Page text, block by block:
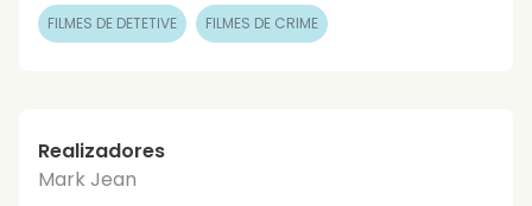
FILMES DE DETETIVE FILMES DE CRIME
Realizadores
Mark Jean